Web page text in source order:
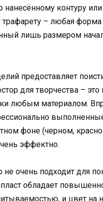
нанесённому контуру или
трафарету – любая форма
лишь размером
предоставляет
для творчества –
любым материалом.
фоне (черном,
эффектно.
не очень подходит для
обладает
и цвет на